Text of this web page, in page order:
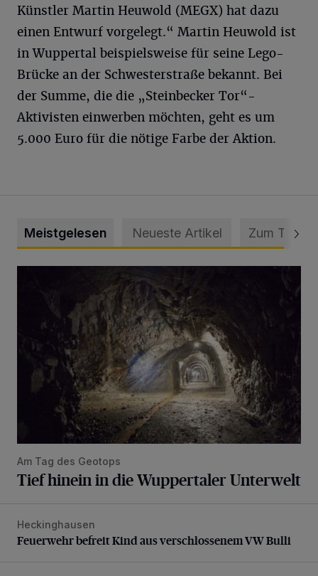
Künstler Martin Heuwold (MEGX) hat dazu
einen Entwurf vorgelegt.“ Martin Heuwold ist
in Wuppertal beispielsweise für seine Lego-
Brücke an der Schwesterstraße bekannt. Bei
der Summe, die die „Steinbecker Tor“-
Aktivisten einwerben möchten, geht es um
5.000 Euro für die nötige Farbe der Aktion.
Meistgelesen Neueste Artikel Zum Thema
Am Tag des Geotops
Tief hinein in die Wuppertaler Unterwelt
Feuerwehr befreit Kind aus verschlossenem VW Bulli
Heckinghausen
Feuerwehr befreit Kind aus verschlossenem VW Bulli